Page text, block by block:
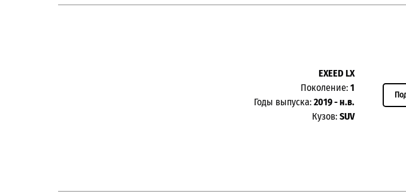
EXEED LX
Поколение: 1
Годы выпуска: 2019 - н.в.
Кузов: SUV